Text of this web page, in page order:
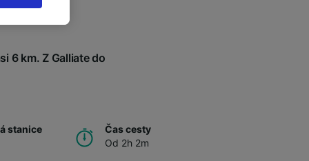
6 km. Z Galliate do
stanice
Čas cesty
Od 2h 2m